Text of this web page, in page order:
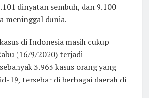
dinyatan sembuh, dan 9.100
meninggal dunia.
di Indonesia masih cukup
(16/9/2020) terjadi
3.963 kasus orang yang
19, tersebar di berbagai daerah di